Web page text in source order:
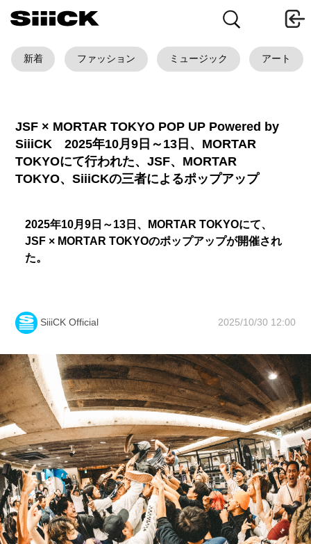
新着 ファッション ミュージック アート
JSF × MORTAR TOKYO POP UP Powered by
SiiiCK 2025年10月9日～13日、MORTAR
TOKYOにて行われた、JSF、MORTAR
TOKYO、SiiiCKの三者によるポップアップ
2025年10月9日～13日、MORTAR TOKYOにて、
JSF × MORTAR TOKYOのポップアップが開催され
た。
SiiiCK Official 2025/10/30 12:00